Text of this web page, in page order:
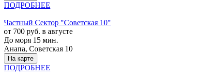
ПОДРОБНЕЕ
Частный Cектор "Советская 10"
от 700 руб. в августе
До моря 15 мин.
Анапа, Советская 10
На карте
ПОДРОБНЕЕ